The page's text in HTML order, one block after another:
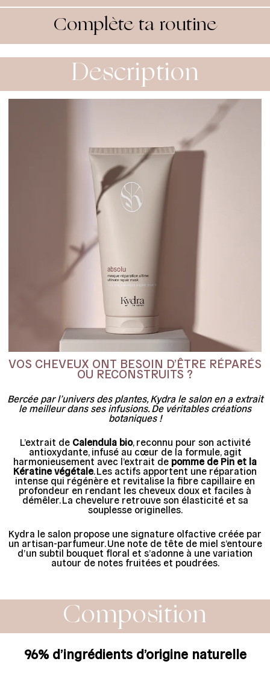
Complète ta routine
Description
VOS CHEVEUX ONT BESOIN D’ÊTRE RÉPARÉS
OU RECONSTRUITS ?
Bercée par l’univers des plantes, Kydra le salon en a extrait
le meilleur dans ses infusions. De véritables créations
botaniques !
L’extrait de Calendula bio, reconnu pour son activité
antioxydante, infusé au cœur de la formule, agit
harmonieusement avec l’extrait de pomme de Pin et la
Kératine végétale. Les actifs apportent une réparation
intense qui régénère et revitalise la fibre capillaire en
profondeur en rendant les cheveux doux et faciles à
démêler. La chevelure retrouve son élasticité et sa
souplesse originelles.
Kydra le salon propose une signature olfactive créée par
un artisan-parfumeur. Une note de tête de miel s’entoure
d’un subtil bouquet floral et s’adonne à une variation
autour de notes fruitées et poudrées.
Composition
96% d’ingrédients d’origine naturelle